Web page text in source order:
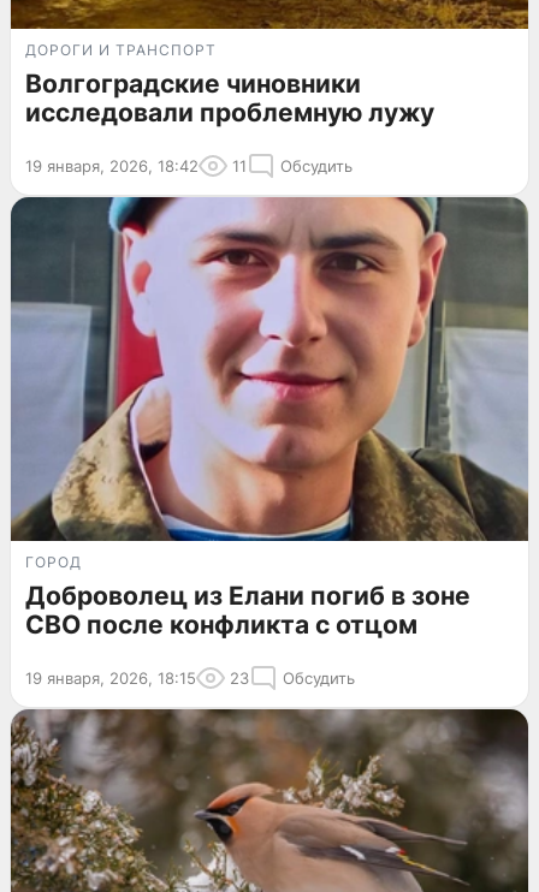
ДОРОГИ И ТРАНСПОРТ
Волгоградские чиновники
исследовали проблемную лужу
19 января, 2026, 18:42 11 Обсудить
ГОРОД
Доброволец из Елани погиб в зоне
СВО после конфликта с отцом
19 января, 2026, 18:15 23 Обсудить